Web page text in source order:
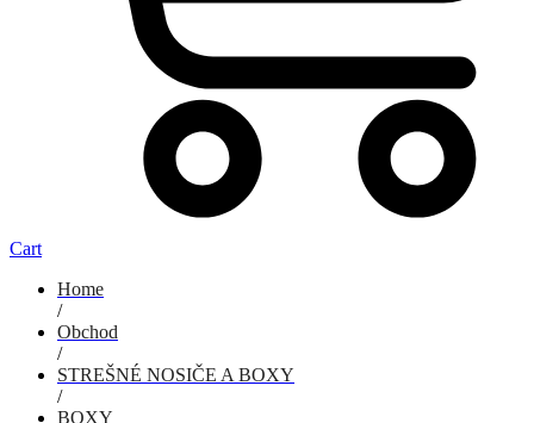
Cart
Home
/
Obchod
/
STREŠNÉ NOSIČE A BOXY
/
BOXY